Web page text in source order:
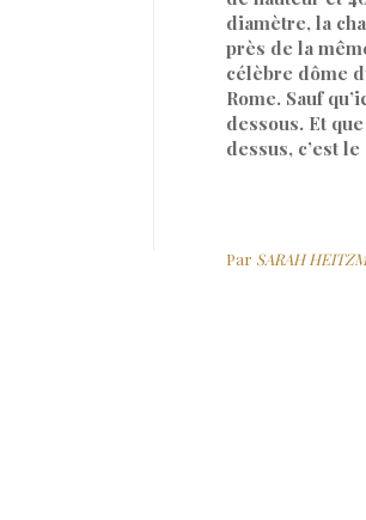
diamètre, la
près de la
célèbre dôme
Rome. Sauf
dessous. Et
dessus, c’est
Par SARAH